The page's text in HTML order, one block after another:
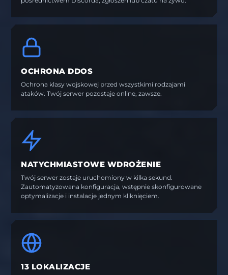
OCHRONA DDOS
Ochrona klasy wojskowej przed wszystkimi rodzajami
ataków. Twój serwer pozostaje online, zawsze.
NATYCHMIASTOWE WDROŻENIE
Twój serwer zostaje uruchomiony w kilka sekund.
Zautomatyzowana konfiguracja, wstępnie skonfigurowane
optymalizacje i instalacje jednym kliknięciem.
13 LOKALIZACJE